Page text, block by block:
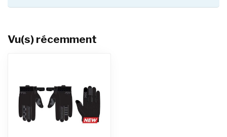
Vu(s) récemment